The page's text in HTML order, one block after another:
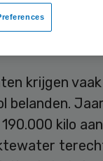
in
care (IC)
krijgen
belanden.
kilo